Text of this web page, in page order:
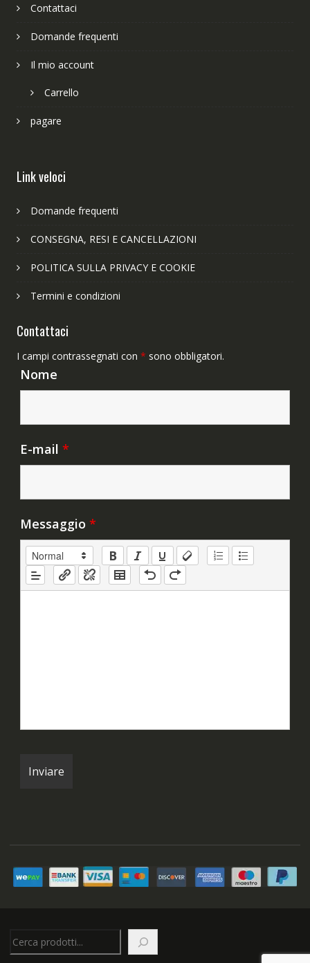
Contattaci
Domande frequenti
Il mio account
Carrello
pagare
Link veloci
Domande frequenti
CONSEGNA, RESI E CANCELLAZIONI
POLITICA SULLA PRIVACY E COOKIE
Termini e condizioni
Contattaci
I campi contrassegnati con * sono obbligatori.
Nome
E-mail *
Messaggio *